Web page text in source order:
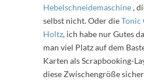
Hebelschneidemaschine,
selbst nicht. Oder dieTonic
Holtz, ich habe nur Gutes
man viel Platz auf dem
Karten als Scrapbooking-
diese Zwischengröße